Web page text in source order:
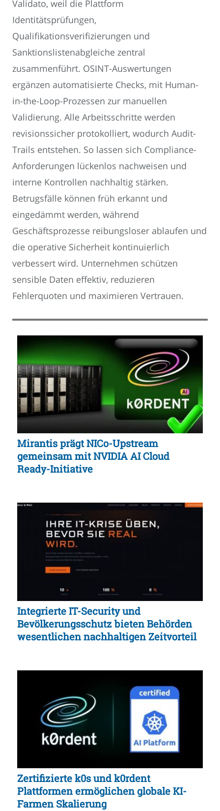
Validato, weil die Plattform
Identitätsprüfungen,
Qualifikationsverifizierungen und
Sanktionslistenabgleiche zentral
zusammenführt. OSINT-Auswertungen
ergänzen automatisierte Checks, mit Human-
in-the-Loop-Prozessen zur manuellen
Validierung. Alle Arbeitsschritte werden
revisionssicher protokolliert, wodurch Audit-
Trails entstehen. So lassen sich Compliance-
Anforderungen lückenlos nachweisen und
interne Kontrollen nachhaltig stärken.
Betrugsfälle können früh erkannt und
eingedämmt werden, während
Geschäftsprozesse reibungsloser ablaufen und
die operative Sicherheit kontinuierlich
verbessert wird. Unternehmen schützen
sensible Daten effektiv, reduzieren
Fehlerquoten und maximieren Vertrauen.
Mirantis prägt NICo-Upstream
gemeinsam mit NVIDIA AI Cloud
Ready-Initiative
Integrierte IT-Security und
Bevölkerungsschutz bieten Behörden
wesentlichen nachhaltigen Zeitvorteil
Zertifizierte k0s und k0rdent
Plattformen ermöglichen globale KI-
Farmen Skalierung